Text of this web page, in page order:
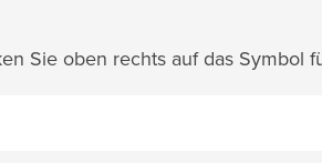
Sie oben rechts auf das Symbol